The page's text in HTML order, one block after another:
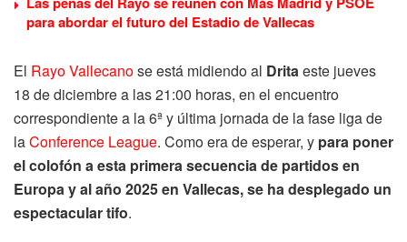
para abordar el futuro del Estadio de Vallecas
El Rayo Vallecanose está midiendo al Dritaeste jueves
18 de diciembre a las 21:00 horas, en el encuentro
correspondiente a la 6ª y última jornada de la fase liga de
laConference League. Como era de esperar, y para poner
el colofón a esta primera secuencia de partidos en
Europa y al año 2025 en Vallecas, se ha desplegado un
espectacular tifo.